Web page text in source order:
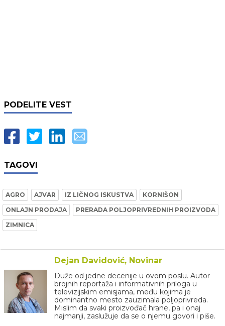
PODELITE VEST
TAGOVI
AGRO AJVAR IZ LIČNOG ISKUSTVA
KORNIŠON
ONLAJN PRODAJA
PRERADA POLJOPRIVREDNIH PROIZVODA
ZIMNICA
Dejan Davidović, Novinar
Duže od jedne decenije u ovom poslu. Autor
brojnih reportaža i informativnih priloga u
televizijskim emisjama, među kojima je
dominantno mesto zauzimala poljoprivreda.
Mislim da svaki proizvođač hrane, pa i onaj
najmanji, zaslužuje da se o njemu govori i piše.